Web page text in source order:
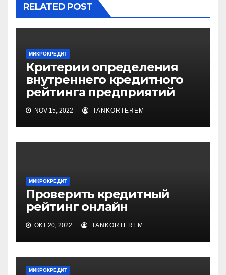
RELATED POST
МИКРОКРЕДИТ
Критерии определения
внутреннего кредитного
рейтинга предприятий
NOV 15, 2022 TANKORTEREM
МИКРОКРЕДИТ
Проверить кредитный
рейтинг онлайн
OKT 20, 2022 TANKORTEREM
МИКРОКРЕДИТ